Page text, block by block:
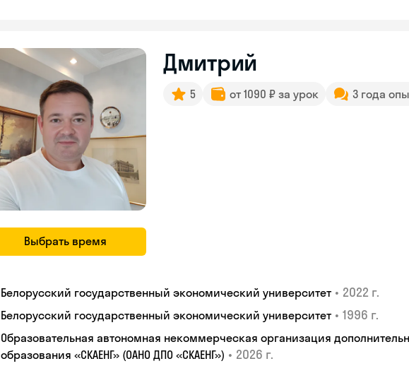
Выбрать время
Дмитрий
5 от 1090 ₽ за урок 3 года
Белорусский государственный экономический университет • 2022 г.
Белорусский государственный экономический университет • 1996 г.
Образовательная автономная некоммерческая организация
образования «СКАЕНГ» (ОАНО ДПО «СКАЕНГ») • 2026 г.